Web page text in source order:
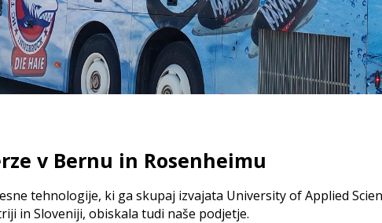
Prenosi
1000 / 1300
Rotoles
Rotoles D - pomik s trakom
Rotoles S - pomik z valji
Kontizink H15
lesa
lesa – 12 spojev
Maxipress
Zalogovnik za lamele med
sušenjem lepilnega spoja
Talni zalogovnik
Etažni zalogovnik
Paketirne enote za stiskalnice
Za lepljene nosilce
Za križno lepljene plošče
Avtomatizirane
Enostavne zlagalne
Visoko zmogljive
Delno avtomatizirani
Za letve
Za deske in lesene
v Bernu in Rosenheimu
tehnologije, ki ga skupaj izvajata University of Applied
in Sloveniji, obiskala tudi naše podjetje.